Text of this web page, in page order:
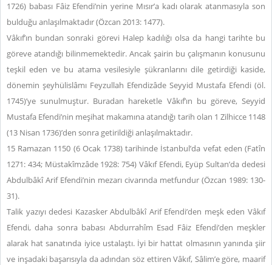
1726) babası Fâiz Efendi’nin yerine Mısır’a kadı olarak atanmasıyla son
bulduğu anlaşılmaktadır (Özcan 2013: 1477).
Vâkıf’ın bundan sonraki görevi Halep kadılığı olsa da hangi tarihte bu
göreve atandığı bilinmemektedir. Ancak şairin bu çalışmanın konusunu
teşkil eden ve bu atama vesilesiyle şükranlarını dile getirdiği kaside,
dönemin şeyhülislâmı Feyzullah Efendizâde Seyyid Mustafa Efendi (öl.
1745)’ye sunulmuştur. Buradan hareketle Vâkıf’ın bu göreve, Seyyid
Mustafa Efendi’nin meşihat makamına atandığı tarih olan 1 Zilhicce 1148
(13 Nisan 1736)’den sonra getirildiği anlaşılmaktadır.
15 Ramazan 1150 (6 Ocak 1738) tarihinde İstanbul’da vefat eden (Fatîn
1271: 434; Müstakîmzâde 1928: 754) Vâkıf Efendi, Eyüp Sultan’dadedesi
Abdulbâkî Arif Efendi’nin mezarı civarında metfundur (Özcan 1989: 130-
31).
Talik yazıyı dedesi Kazasker Abdulbâkî Arif Efendi’den meşk eden Vâkıf
Efendi, daha sonra babası Abdurrahîm Esad Fâiz Efendi’den meşkler
alarak hat sanatında iyice ustalaştı. İyi bir hattat olmasının yanında şiir
ve inşadaki başarısıyla da adından söz ettiren Vâkıf, Sâlim’e göre, maarif